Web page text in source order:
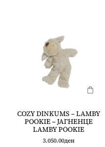
COZY DINKUMS – LAMBY
POOKIE – ЈАГНЕНЦЕ
LAMBY POOKIE
3.050.00ден